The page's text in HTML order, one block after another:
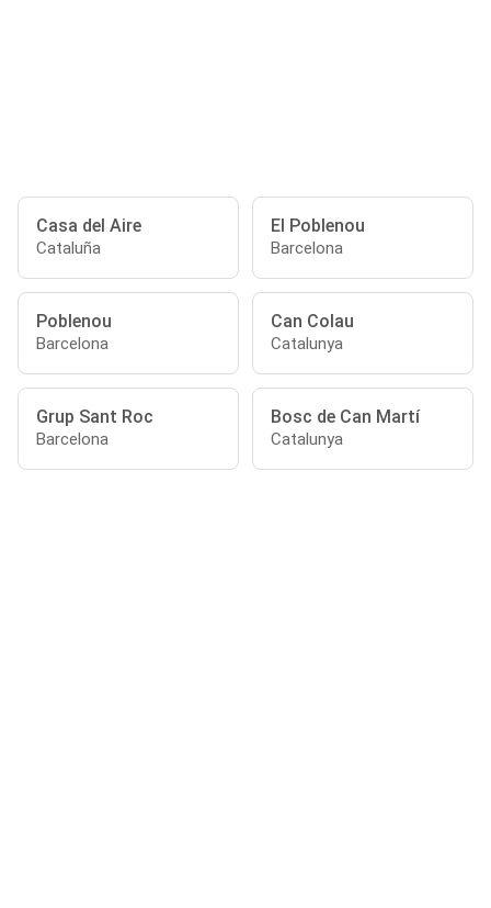
Casa del Aire
Cataluña
El Poblenou
Barcelona
Poblenou
Barcelona
Can Colau
Catalunya
Grup Sant Roc
Barcelona
Bosc de Can Martí
Catalunya